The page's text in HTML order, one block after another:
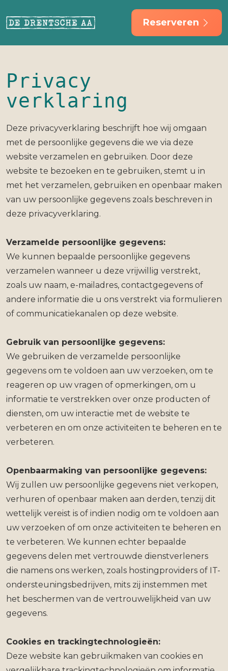
Reserveren
Privacy
verklaring
Deze privacyverklaring beschrijft hoe wij omgaan
met de persoonlijke gegevens die we via deze
website verzamelen en gebruiken. Door deze
website te bezoeken en te gebruiken, stemt u in
met het verzamelen, gebruiken en openbaar maken
van uw persoonlijke gegevens zoals beschreven in
deze privacyverklaring.
Verzamelde persoonlijke gegevens:
We kunnen bepaalde persoonlijke gegevens
verzamelen wanneer u deze vrijwillig verstrekt,
zoals uw naam, e-mailadres, contactgegevens of
andere informatie die u ons verstrekt via formulieren
of communicatiekanalen op deze website.
Gebruik van persoonlijke gegevens:
We gebruiken de verzamelde persoonlijke
gegevens om te voldoen aan uw verzoeken, om te
reageren op uw vragen of opmerkingen, om u
informatie te verstrekken over onze producten of
diensten, om uw interactie met de website te
verbeteren en om onze activiteiten te beheren en te
verbeteren.
Openbaarmaking van persoonlijke gegevens:
Wij zullen uw persoonlijke gegevens niet verkopen,
verhuren of openbaar maken aan derden, tenzij dit
wettelijk vereist is of indien nodig om te voldoen aan
uw verzoeken of om onze activiteiten te beheren en
te verbeteren. We kunnen echter bepaalde
gegevens delen met vertrouwde dienstverleners
die namens ons werken, zoals hostingproviders of IT-
ondersteuningsbedrijven, mits zij instemmen met
het beschermen van de vertrouwelijkheid van uw
gegevens.
Cookies en trackingtechnologieën:
Deze website kan gebruikmaken van cookies en